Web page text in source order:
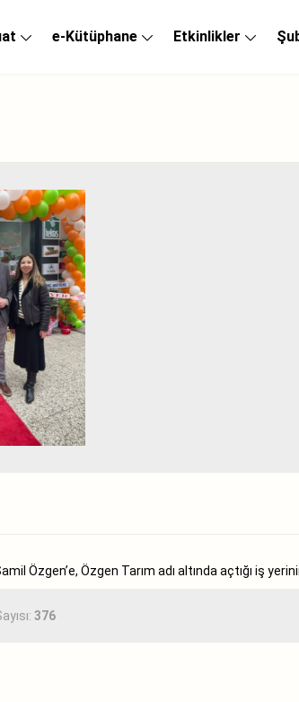
e-Kütüphane Etkinlikler
Özgen Tarım adı altında açtığı iş yerinin
376